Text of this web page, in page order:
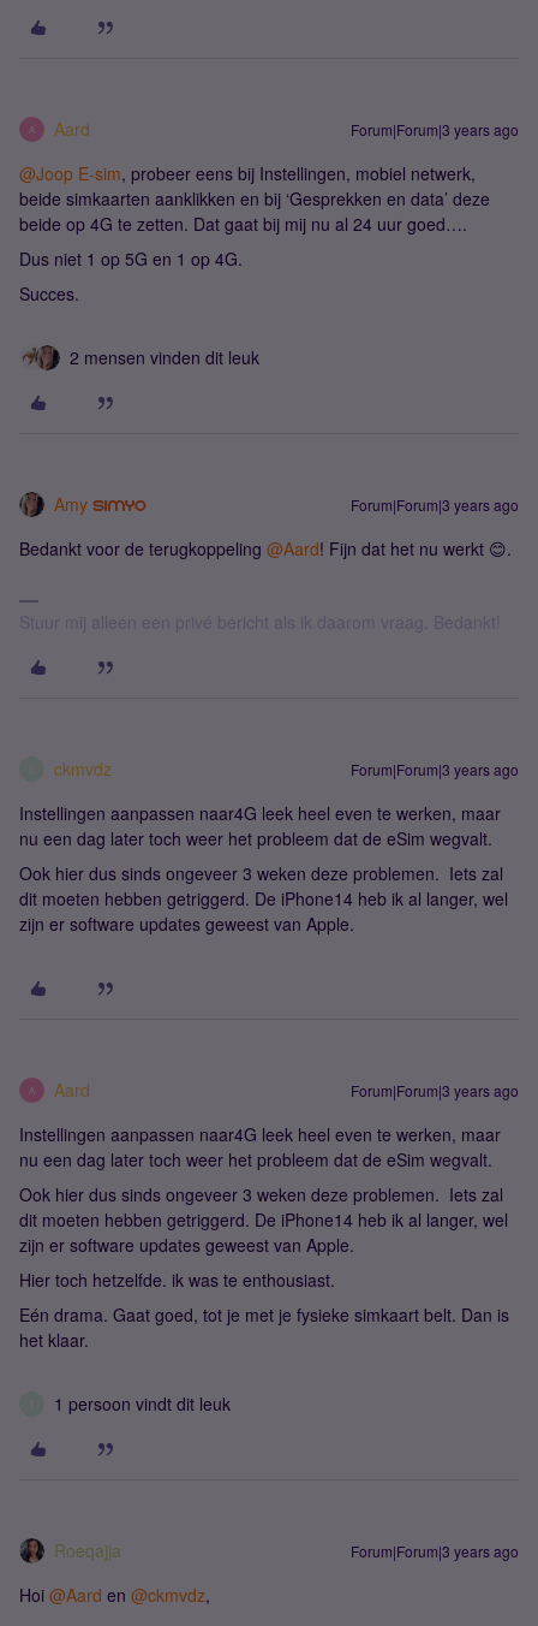
A Aard Forum|Forum|3 years ago
@Joop E-sim, probeer eens bij Instellingen, mobiel netwerk,
beide simkaarten aanklikken en bij ‘Gesprekken en data’ deze
beide op 4G te zetten. Dat gaat bij mij nu al 24 uur goed….
Dus niet 1 op 5G en 1 op 4G.
Succes.
2 mensen vinden dit leuk
Amy Forum|Forum|3 years ago
Bedankt voor de terugkoppeling @Aard! Fijn dat het nu werkt 😊.
Stuur mij alleen een privé bericht als ik daarom vraag. Bedankt!
ckmvdz Forum|Forum|3 years ago
Instellingen aanpassen naar4G leek heel even te werken, maar
nu een dag later toch weer het probleem dat de eSim wegvalt.
Ook hier dus sinds ongeveer 3 weken deze problemen. Iets zal
dit moeten hebben getriggerd. De iPhone14 heb ik al langer, wel
zijn er software updates geweest van Apple.
A Aard Forum|Forum|3 years ago
Instellingen aanpassen naar4G leek heel even te werken, maar
nu een dag later toch weer het probleem dat de eSim wegvalt.
Ook hier dus sinds ongeveer 3 weken deze problemen. Iets zal
dit moeten hebben getriggerd. De iPhone14 heb ik al langer, wel
zijn er software updates geweest van Apple.
Hier toch hetzelfde. ik was te enthousiast.
Eén drama. Gaat goed, tot je met je fysieke simkaart belt. Dan is
het klaar.
1 persoon vindt dit leuk
Roeqajja Forum|Forum|3 years ago
Hoi @Aard en @ckmvdz,